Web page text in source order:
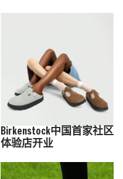
Birkenstock中国首家社区
体验店开业